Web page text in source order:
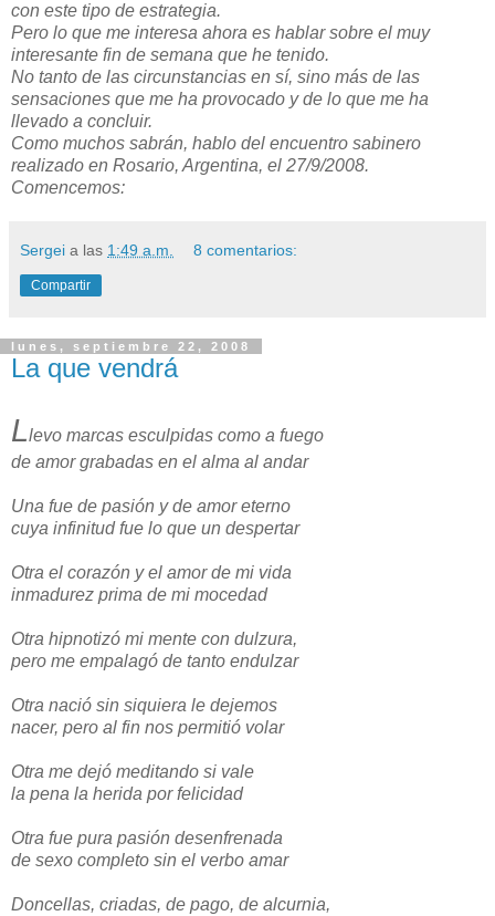
con este tipo de estrategia.
Pero lo que me interesa ahora es hablar sobre el muy
interesante fin de semana que he tenido.
No tanto de las circunstancias en sí, sino más de las
sensaciones que me ha provocado y de lo que me ha
llevado a concluir.
Como muchos sabrán, hablo del encuentro sabinero
realizado en Rosario, Argentina, el 27/9/2008.
Comencemos:
Sergei a las 1:49 a.m. 8 comentarios:
Compartir
lunes, septiembre 22, 2008
La que vendrá
Llevo marcas esculpidas como a fuego
de amor grabadas en el alma al andar
Una fue de pasión y de amor eterno
cuya infinitud fue lo que un despertar
Otra el corazón y el amor de mi vida
inmadurez prima de mi mocedad
Otra hipnotizó mi mente con dulzura,
pero me empalagó de tanto endulzar
Otra nació sin siquiera le dejemos
nacer, pero al fin nos permitió volar
Otra me dejó meditando si vale
la pena la herida por felicidad
Otra fue pura pasión desenfrenada
de sexo completo sin el verbo amar
Doncellas, criadas, de pago, de alcurnia,